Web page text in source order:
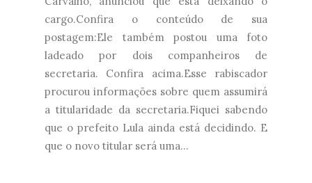
cargo.Confira o conteúdo de sua
postagem:Ele também postou uma foto
ladeado por dois companheiros de
secretaria. Confira acima.Esse rabiscador
procurou informações sobre quem assumirá
a titularidade da secretaria.Fiquei sabendo
que o prefeito Lula ainda está decidindo. E
que o novo titular será uma...